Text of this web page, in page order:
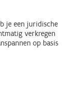
je een juridische
verkregen
op basis